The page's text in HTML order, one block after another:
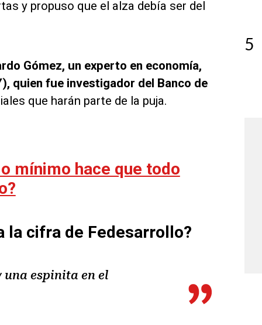
y propuso que el alza debía ser del
Gómez, un experto en economía,
quien fue investigador del Banco de
que harán parte de la puja.
mínimo hace que todo
la cifra de Fedesarrollo?
una espinita en el
5